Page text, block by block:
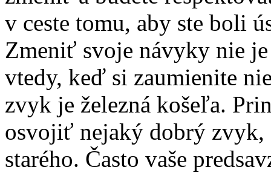
v ceste tomu, aby ste boli
Zmeniť svoje návyky nie
vtedy, keď si zaumienite
zvyk je železná košeľa.
osvojiť nejaký dobrý zvyk,
starého. Často vaše